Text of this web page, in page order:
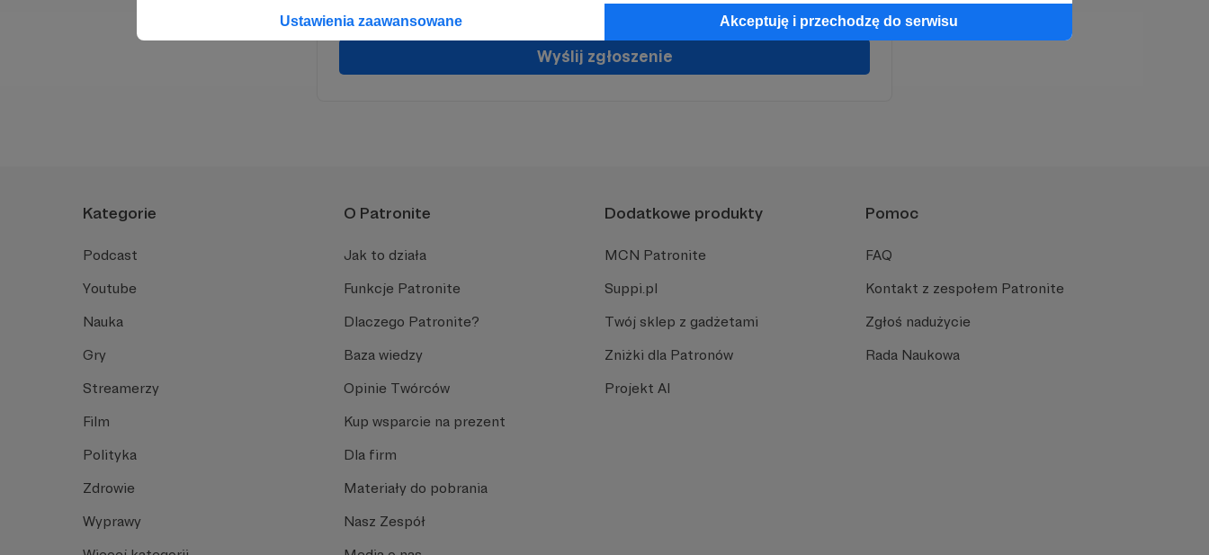
Ustawienia zaawansowane Akceptuję i przechodzę do serwisu
Gwarantujemy spełnienie wszystkich Twoich praw wynikających z ogólnego rozporządzenia o ochronie
danych, tj. prawo dostępu, sprostowania oraz usunięcia Twoich danych, ograniczenia ich przetwarzania,
profilowaniu, a także prawo wyrażenia sprzeciwu wobec przetwarzania Twoich danych osobowych.
Rejestracja dla osób niepełnoletnich możliwa jest po przekazaniu podpisanego formularza "Zgodna na
Wyślij zgłoszenie
Kategorie
Podcast
Youtube
Nauka
Gry
Streamerzy
Film
Polityka
Zdrowie
Wyprawy
O Patronite
Jak to działa
Funkcje Patronite
Dlaczego Patronite?
Baza wiedzy
Opinie Twórców
Kup wsparcie na prezent
Dla firm
Materiały do pobrania
Nasz Zespół
Dodatkowe produkty
MCN Patronite
Suppi.pl
Twój sklep z gadżetami
Zniżki dla Patronów
Projekt AI
Pomoc
FAQ
Kontakt z zespołem Patronite
Zgłoś nadużycie
Rada Naukowa